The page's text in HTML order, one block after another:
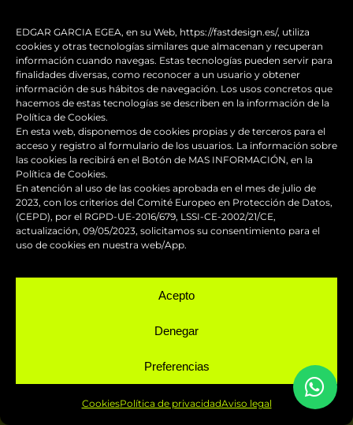
EDGAR GARCIA EGEA, en su Web, https://fastdesign.es/, utiliza
cookies y otras tecnologías similares que almacenan y recuperan
información cuando navegas. Estas tecnologías pueden servir para
finalidades diversas, como reconocer a un usuario y obtener
información de sus hábitos de navegación. Los usos concretos que
hacemos de estas tecnologías se describen en la información de la
Política de Cookies.
En esta web, disponemos de cookies propias y de terceros para el
acceso y registro al formulario de los usuarios. La información sobre
las cookies la recibirá en el Botón de MAS INFORMACIÓN, en la
Política de Cookies.
En atención al uso de las cookies aprobada en el mes de julio de
2023, con los criterios del Comité Europeo en Protección de Datos,
(CEPD), por el RGPD-UE-2016/679, LSSI-CE-2002/21/CE,
actualización, 09/05/2023, solicitamos su consentimiento para el
uso de cookies en nuestra web/App.
Acepto
Denegar
Preferencias
CookiesPolítica de privacidadAviso legal
Fast Designte ofrecemos
servicios profesionales de
pintura industrial. Estamos a tu
disposición.